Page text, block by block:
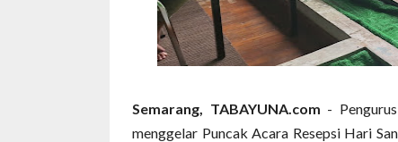
Semarang, TABAYUNA.com -
menggelar Puncak Acara Resepsi Hari